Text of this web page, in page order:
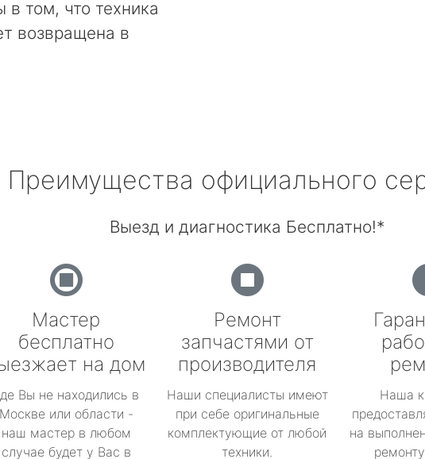
в том, что техника
возвращена в
Преимущества официального
Выезд и диагностика Бесплатно!*
Мастер
бесплатно
на дом
Вы не находились в
Москве или области -
наш мастер в любом
случае будет у Вас в
Ремонт
запчастями от
производителя
Наши специалисты имеют
при себе оригинальные
комплектующие от любой
техники.
Наша
на